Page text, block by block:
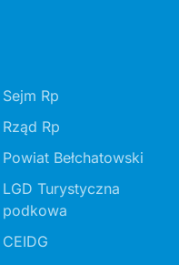
Sejm Rp
Rząd Rp
Powiat Bełchatowski
LGD Turystyczna
podkowa
CEIDG